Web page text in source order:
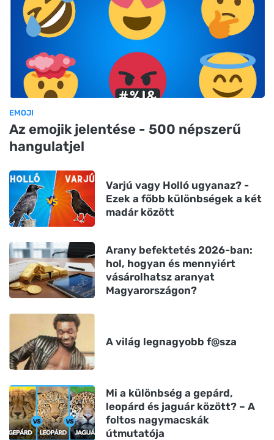
EMOJI
Az emojik jelentése - 500 népszerű
hangulatjel
Varjú vagy Holló ugyanaz? -
Ezek a főbb különbségek a két
madár között
Arany befektetés 2026-ban:
hol, hogyan és mennyiért
vásárolhatsz aranyat
Magyarországon?
A világ legnagyobb f@sza
Mi a különbség a gepárd,
leopárd és jaguár között? – A
foltos nagymacskák
útmutatója